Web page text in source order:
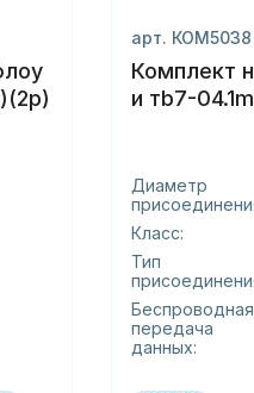
арт. КОМ5038
Комплект
и тb7-
Диаметр
Класс:
Тип
Беспроводная
передача
данных: